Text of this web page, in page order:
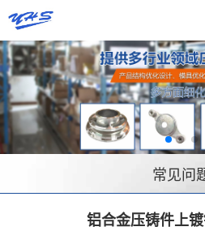
常见问
铝合金压铸件上